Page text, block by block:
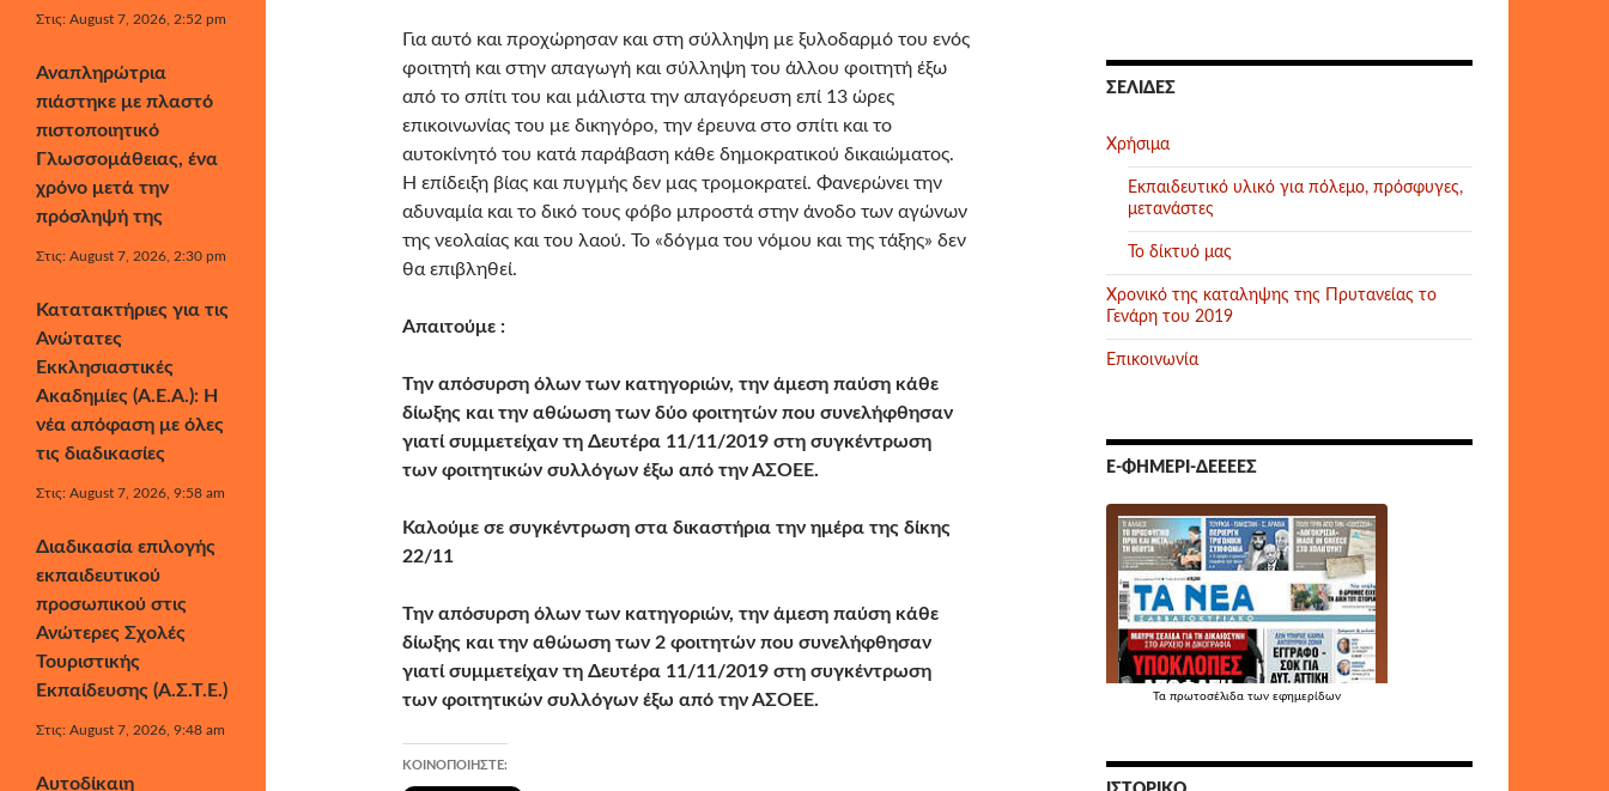
Για αυτό και προχώρησαν και στη σύλληψη με ξυλοδαρμό του ενός
φοιτητή και στην απαγωγή και σύλληψη του άλλου φοιτητή έξω
από το σπίτι του και μάλιστα την απαγόρευση επί 13 ώρες
επικοινωνίας του με δικηγόρο, την έρευνα στο σπίτι και το
αυτοκίνητό του κατά παράβαση κάθε δημοκρατικού δικαιώματος.
Η επίδειξη βίας και πυγμής δεν μας τρομοκρατεί. Φανερώνει την
αδυναμία και το δικό τους φόβο μπροστά στην άνοδο των αγώνων
της νεολαίας και του λαού. Το «δόγμα του νόμου και της τάξης» δεν
θα επιβληθεί.
Απαιτούμε :
Την απόσυρση όλων των κατηγοριών, την άμεση παύση κάθε
δίωξης και την αθώωση των δύο φοιτητών που συνελήφθησαν
γιατί συμμετείχαν τη Δευτέρα 11/11/2019 στη συγκέντρωση
των φοιτητικών συλλόγων έξω από την ΑΣΟΕΕ.
Καλούμε σε συγκέντρωση στα δικαστήρια την ημέρα της δίκης
22/11
Την απόσυρση όλων των κατηγοριών, την άμεση παύση κάθε
δίωξης και την αθώωση των 2 φοιτητών που συνελήφθησαν
γιατί συμμετείχαν τη Δευτέρα 11/11/2019 στη συγκέντρωση
των φοιτητικών συλλόγων έξω από την ΑΣΟΕΕ.
ΚΟΙΝΟΠΟΙΉΣΤΕ:
ΣΕΛΊΔΕΣ
Χρήσιμα
Εκπαιδευτικό υλικό για πόλεμο, πρόσφυγες,
μετανάστες
Το δίκτυό μας
Χρονικό της καταληψης της Πρυτανείας το
Γενάρη του 2019
Επικοινωνία
Ε-ΦΗΜΕΡΊ-ΔΕΕΕΕΣ
Τα πρωτοσέλιδα των εφημερίδων
Στις: August 7, 2026, 2:52 pm
Αναπληρώτρια
πιάστηκε με πλαστό
πιστοποιητικό
Γλωσσομάθειας, ένα
χρόνο μετά την
πρόσληψή της
Στις: August 7, 2026, 2:30 pm
Κατατακτήριες για τις
Ανώτατες
Εκκλησιαστικές
Ακαδημίες (Α.Ε.Α.): Η
νέα απόφαση με όλες
τις διαδικασίες
Στις: August 7, 2026, 9:58 am
Διαδικασία επιλογής
εκπαιδευτικού
προσωπικού στις
Ανώτερες Σχολές
Τουριστικής
Εκπαίδευσης (Α.Σ.Τ.Ε.)
Στις: August 7, 2026, 9:48 am
Αυτοδίκαιη